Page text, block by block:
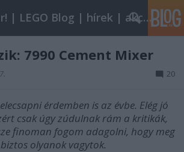
kockagyár! | LEGO Blog | hírek | akciók |
7990 Cement Mixer
20
érdemben is az évbe. Elég jó
csak úgy zúdulnak rám a kritikák,
finoman fogom adagolni, hogy meg
olyanok vagytok.